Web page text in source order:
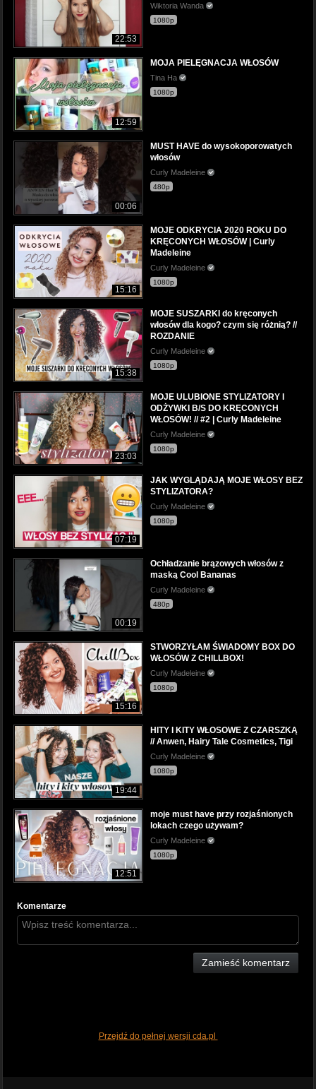
22:53
Wiktoria Wanda
1080p
12:59
MOJA PIELĘGNACJA WŁOSÓW
Tina Ha
1080p
00:06
MUST HAVE do wysokoporowatych
włosów
Curly Madeleine
480p
15:16
MOJE ODKRYCIA 2020 ROKU DO
KRĘCONYCH WŁOSÓW | Curly
Madeleine
Curly Madeleine
1080p
15:38
MOJE SUSZARKI do kręconych
włosów dla kogo? czym się różnią? //
ROZDANIE
Curly Madeleine
1080p
23:03
MOJE ULUBIONE STYLIZATORY I
ODŻYWKI B/S DO KRĘCONYCH
WŁOSÓW! // #2 | Curly Madeleine
Curly Madeleine
1080p
07:19
JAK WYGLĄDAJĄ MOJE WŁOSY BEZ
STYLIZATORA?
Curly Madeleine
1080p
00:19
Ochładzanie brązowych włosów z
maską Cool Bananas
Curly Madeleine
480p
15:16
STWORZYŁAM ŚWIADOMY BOX DO
WŁOSÓW Z CHILLBOX!
Curly Madeleine
1080p
19:44
HITY I KITY WŁOSOWE Z CZARSZKĄ
// Anwen, Hairy Tale Cosmetics, Tigi
Curly Madeleine
1080p
12:51
moje must have przy rozjaśnionych
lokach czego używam?
Curly Madeleine
1080p
Komentarze
Zamieść komentarz
Przejdź do pełnej wersji cda.pl